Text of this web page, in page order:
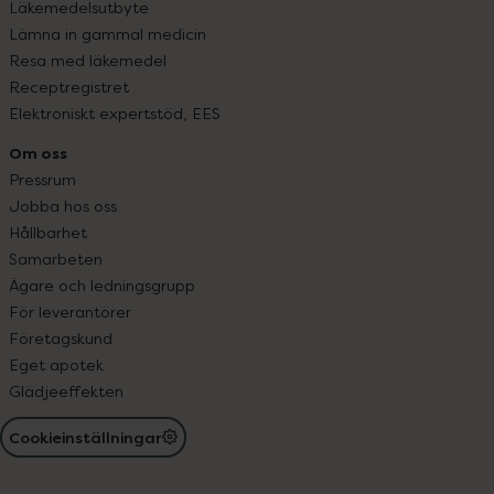
Läkemedelsutbyte
Lämna in gammal medicin
Resa med läkemedel
Receptregistret
Elektroniskt expertstöd, EES
Om oss
Pressrum
Jobba hos oss
Hållbarhet
Samarbeten
Ägare och ledningsgrupp
För leverantörer
Företagskund
Eget apotek
Glädjeeffekten
Cookieinställningar